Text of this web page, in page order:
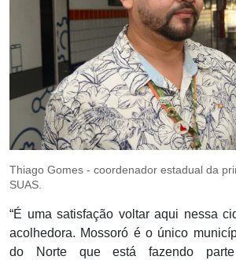
Thiago Gomes - coordenador estadual da
SUAS.
“É uma satisfação voltar aqui nessa
acolhedora. Mossoró é o único
do Norte que está fazendo